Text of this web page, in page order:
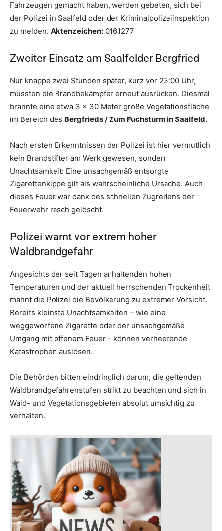
Fahrzeugen gemacht haben, werden gebeten, sich bei
der Polizei in Saalfeld oder der Kriminalpolizeiinspektion
zu melden. Aktenzeichen: 0161277
Zweiter Einsatz am Saalfelder Bergfried
Nur knappe zwei Stunden später, kurz vor 23:00 Uhr,
mussten die Brandbekämpfer erneut ausrücken. Diesmal
brannte eine etwa 3 x 30 Meter große Vegetationsfläche
im Bereich des Bergfrieds / Zum Fuchsturm in Saalfeld.
Nach ersten Erkenntnissen der Polizei ist hier vermutlich
kein Brandstifter am Werk gewesen, sondern
Unachtsamkeit: Eine unsachgemäß entsorgte
Zigarettenkippe gilt als wahrscheinliche Ursache. Auch
dieses Feuer war dank des schnellen Zugreifens der
Feuerwehr rasch gelöscht.
Polizei warnt vor extrem hoher
Waldbrandgefahr
Angesichts der seit Tagen anhaltenden hohen
Temperaturen und der aktuell herrschenden Trockenheit
mahnt die Polizei die Bevölkerung zu extremer Vorsicht.
Bereits kleinste Unachtsamkeiten – wie eine
weggeworfene Zigarette oder der unsachgemäße
Umgang mit offenem Feuer – können verheerende
Katastrophen auslösen.
Die Behörden bitten eindringlich darum, die geltenden
Waldbrandgefahrenstufen strikt zu beachten und sich in
Wald- und Vegetationsgebieten absolut umsichtig zu
verhalten.